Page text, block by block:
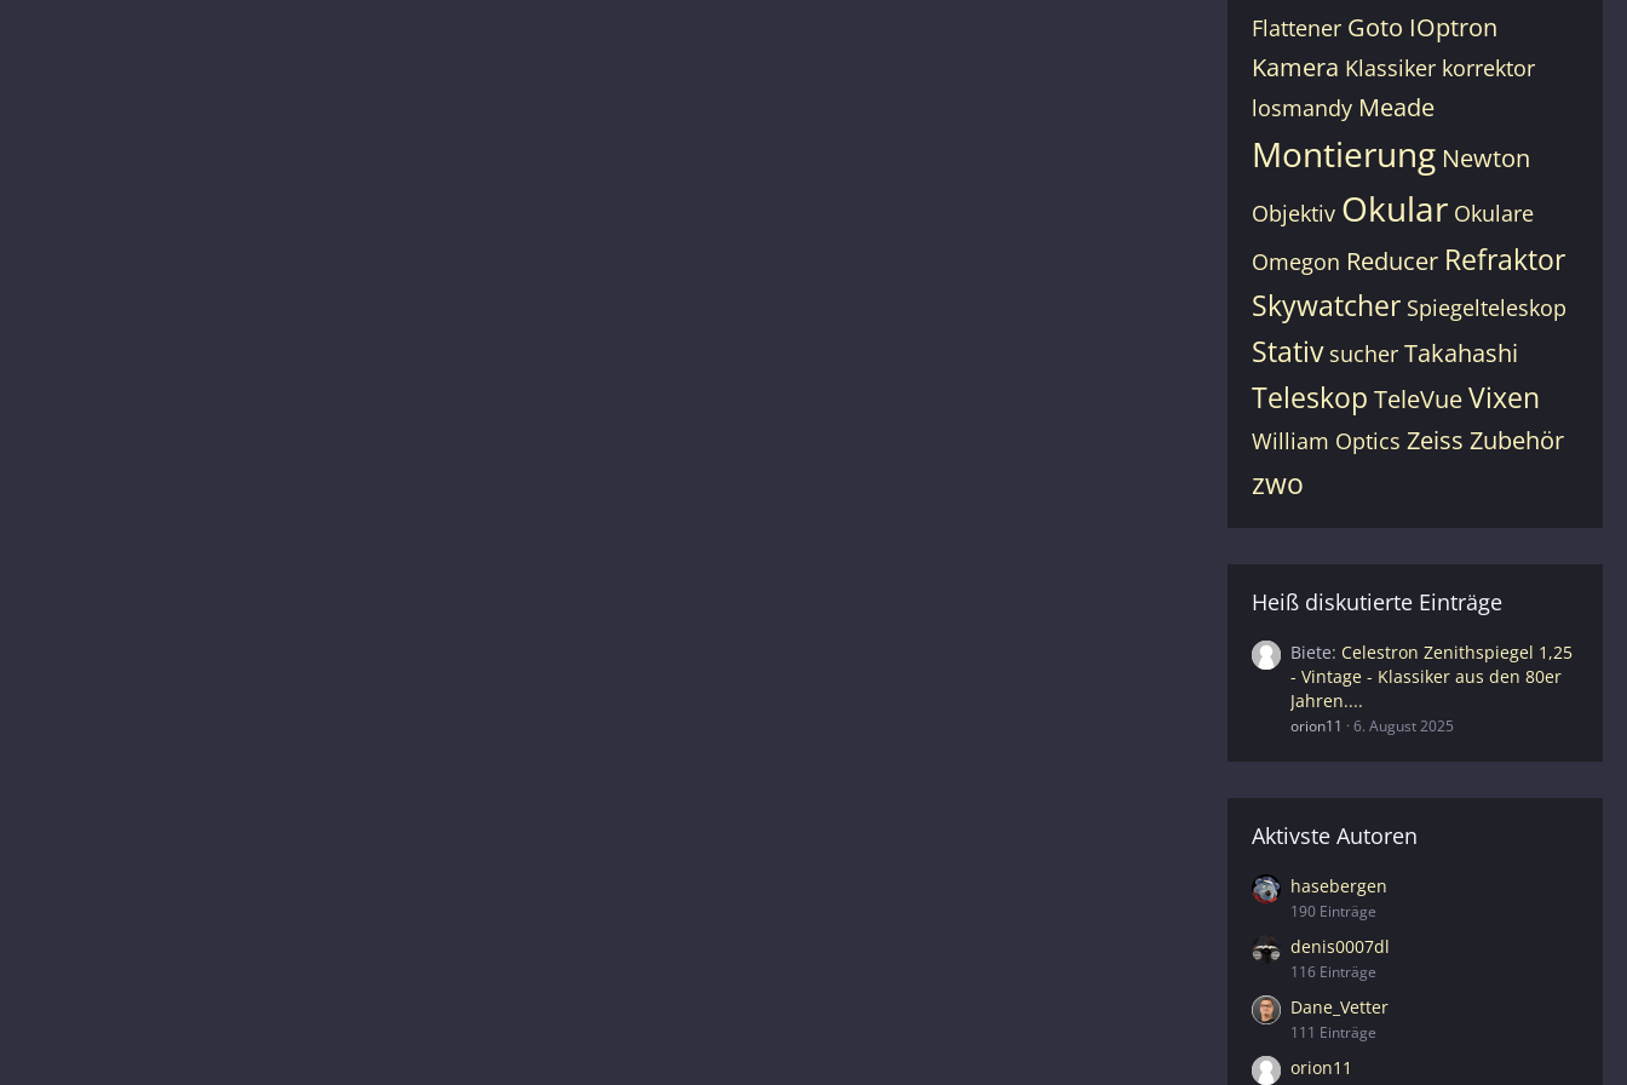
Flattener Goto IOptron
Kamera Klassiker korrektor
losmandy Meade
Montierung Newton
Objektiv Okular Okulare
Omegon Reducer Refraktor
Skywatcher Spiegelteleskop
Stativ sucher Takahashi
Teleskop TeleVueVixen
William Optics Zeiss Zubehör
zwo
Heiß diskutierte Einträge
Biete Celestron Zenithspiegel 1,25
- Vintage - Klassiker aus den 80er
Jahren....
orion11 6. August 2025
Aktivste Autoren
hasebergen
190 Einträge
denis0007dl
116 Einträge
Dane_Vetter
111 Einträge
orion11